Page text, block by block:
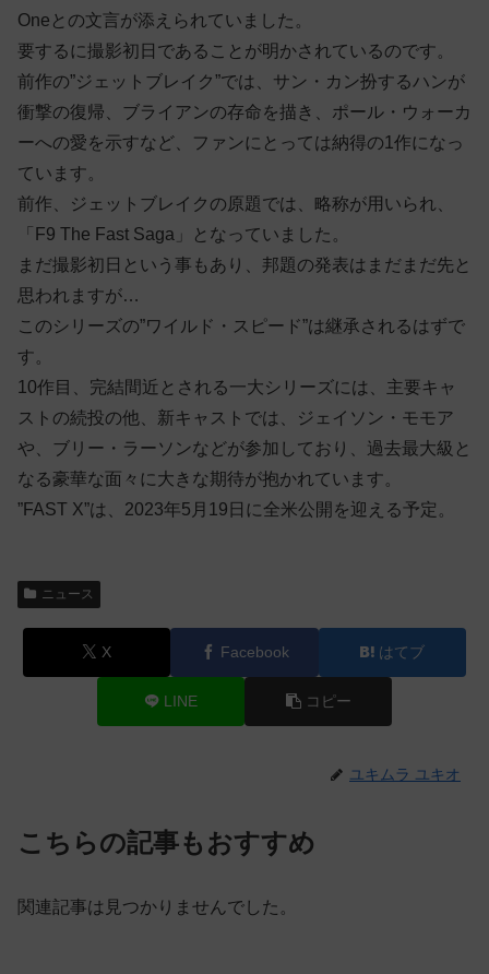
Oneとの文言が添えられていました。
要するに撮影初日であることが明かされているのです。
前作の”ジェットブレイク”では、サン・カン扮するハンが
衝撃の復帰、ブライアンの存命を描き、ポール・ウォーカ
ーへの愛を示すなど、ファンにとっては納得の1作になっ
ています。
前作、ジェットブレイクの原題では、略称が用いられ、
「F9 The Fast Saga」となっていました。
まだ撮影初日という事もあり、邦題の発表はまだまだ先と
思われますが…
このシリーズの”ワイルド・スピード”は継承されるはずで
す。
10作目、完結間近とされる一大シリーズには、主要キャ
ストの続投の他、新キャストでは、ジェイソン・モモア
や、ブリー・ラーソンなどが参加しており、過去最大級と
なる豪華な面々に大きな期待が抱かれています。
”FAST X”は、2023年5月19日に全米公開を迎える予定。
ニュース
X Facebook はてブ
LINE コピー
ユキムラ ユキオ
こちらの記事もおすすめ
関連記事は見つかりませんでした。